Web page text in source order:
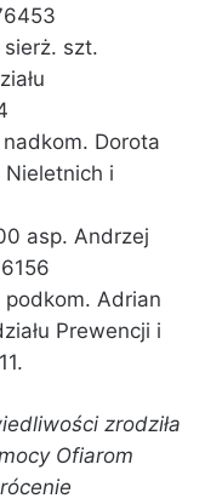
szt.
Dorota
Nieletnich i
asp. Andrzej
Adrian
Prewencji i
zrodziła
Ofiarom